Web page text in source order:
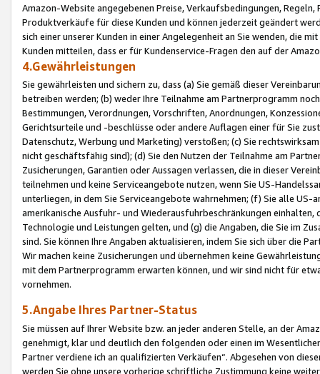
Amazon-Website angegebenen Preise, Verkaufsbedingungen,
Produktverkäufe für diese Kunden und können jederzeit geändert
sich einer unserer Kunden in einer Angelegenheit an Sie wenden, die
Kunden mitteilen, dass er für Kundenservice-Fragen den auf der
4.Gewährleistungen
Sie gewährleisten und sichern zu, dass (a) Sie gemäß dieser
betreiben werden; (b) weder Ihre Teilnahme am Partnerprogramm
Bestimmungen, Verordnungen, Vorschriften, Anordnungen,
Gerichtsurteile und -beschlüsse oder andere Auflagen einer für Sie
Datenschutz, Werbung und Marketing) verstoßen; (c) Sie
nicht geschäftsfähig sind); (d) Sie den Nutzen der Teilnahme am
Zusicherungen, Garantien oder Aussagen verlassen, die in dieser
teilnehmen und keine Serviceangebote nutzen, wenn Sie US-
unterliegen, in dem Sie Serviceangebote wahrnehmen; (f) Sie alle
amerikanische Ausfuhr- und Wiederausfuhrbeschränkungen
Technologie und Leistungen gelten, und (g) die Angaben, die Sie im
sind. Sie können Ihre Angaben aktualisieren, indem Sie sich über die
Wir machen keine Zusicherungen und übernehmen keine
mit dem Partnerprogramm erwarten können, und wir sind nicht für
vornehmen.
5.Angabe Ihres Partner-Status
Sie müssen auf Ihrer Website bzw. an jeder anderen Stelle, an der
genehmigt, klar und deutlich den folgenden oder einen im
Partner verdiene ich an qualifizierten Verkäufen“. Abgesehen von
werden Sie ohne unsere vorherige schriftliche Zustimmung keine